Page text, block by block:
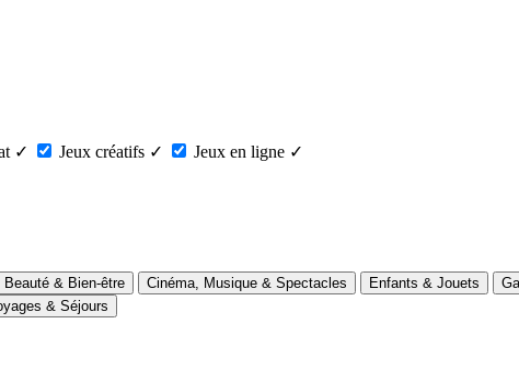
✓ Jeux créatifs ✓ Jeux en ligne ✓
Beauté & Bien-être Cinéma, Musique & Spectacles Enfants & Jouets
& Séjours